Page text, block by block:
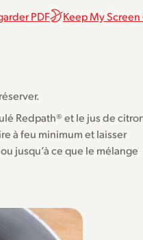
PDF Keep My Screen
Redpath® et le jus de
à feu minimum et laisser
jusqu’à ce que le mélange